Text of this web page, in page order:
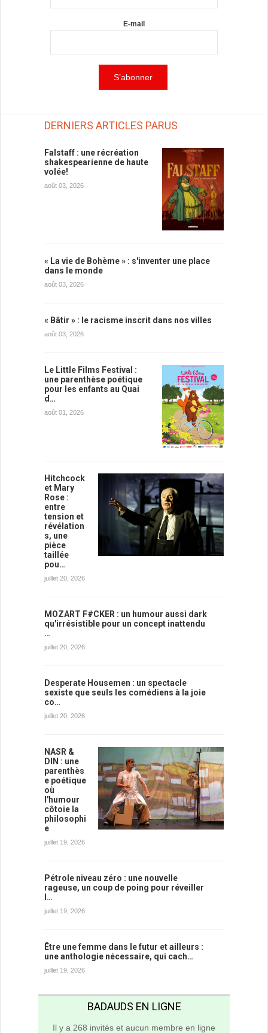
E-mail
DERNIERS ARTICLES PARUS
Falstaff : une récréation
shakespearienne de haute
volée!
août 03, 2026
« La vie de Bohème » : s'inventer une place
dans le monde
août 03, 2026
« Bâtir » : le racisme inscrit dans nos villes
août 03, 2026
Le Little Films Festival :
une parenthèse poétique
pour les enfants au Quai
d…
août 01, 2026
Hitchcock
et Mary
Rose :
entre
tension et
révélation
s, une
pièce
taillée
pou…
juillet 20, 2026
MOZART F#CKER : un humour aussi dark
qu'irrésistible pour un concept inattendu
…
juillet 20, 2026
Desperate Housemen : un spectacle
sexiste que seuls les comédiens à la joie
co…
juillet 20, 2026
NASR &
DIN : une
parenthès
e poétique
où
l'humour
côtoie la
philosophi
e
juillet 19, 2026
Pétrole niveau zéro : une nouvelle
rageuse, un coup de poing pour réveiller
l…
juillet 19, 2026
Être une femme dans le futur et ailleurs :
une anthologie nécessaire, qui cach…
juillet 19, 2026
BADAUDS EN LIGNE
Il y a 268 invités et aucun membre en ligne